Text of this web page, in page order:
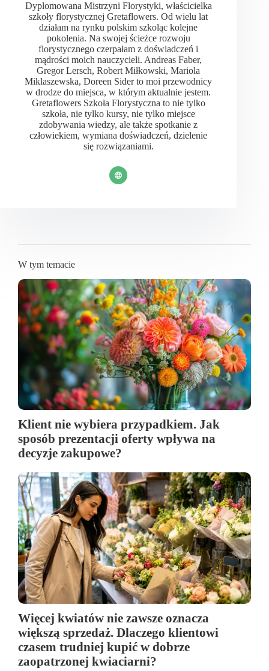
Dyplomowana Mistrzyni Florystyki, właścicielka
szkoły florystycznej Gretaflowers. Od wielu lat
działam na rynku polskim szkoląc kolejne
pokolenia. Na swojej ścieżce rozwoju
florystycznego czerpałam z doświadczeń i
mądrości moich nauczycieli. Andreas Faber,
Gregor Lersch, Robert Miłkowski, Mariola
Miklaszewska, Doreen Sider to moi przewodnicy
w drodze do miejsca, w którym aktualnie jestem.
Gretaflowers Szkoła Florystyczna to nie tylko
szkoła, nie tylko kursy, nie tylko miejsce
zdobywania wiedzy, ale także spotkanie z
człowiekiem, wymiana doświadczeń, dzielenie
się rozwiązaniami.
W tym temacie
Klient nie wybiera przypadkiem. Jak
sposób prezentacji oferty wpływa na
decyzje zakupowe?
Więcej kwiatów nie zawsze oznacza
większą sprzedaż. Dlaczego klientowi
czasem trudniej kupić w dobrze
zaopatrzonej kwiaciarni?